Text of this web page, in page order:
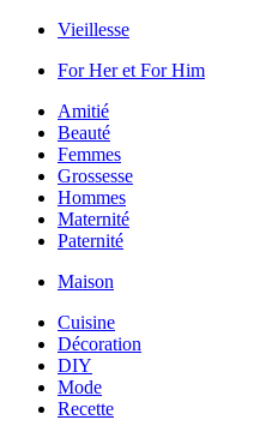
Vieillesse
For Her et For Him
Amitié
Beauté
Femmes
Grossesse
Hommes
Maternité
Paternité
Maison
Cuisine
Décoration
DIY
Mode
Recette